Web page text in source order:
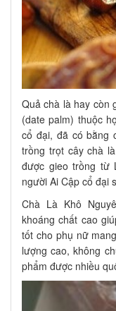
Quả chà là hay còn
(date palm) thuộc
cổ đại, đã có bằng
trồng trọt cây chà
được gieo trồng từ
người Ai Cập cổ đại
Chà Là Khô
khoáng chất cao
tốt cho phụ nữ
lượng cao, không
phẩm được nhiều